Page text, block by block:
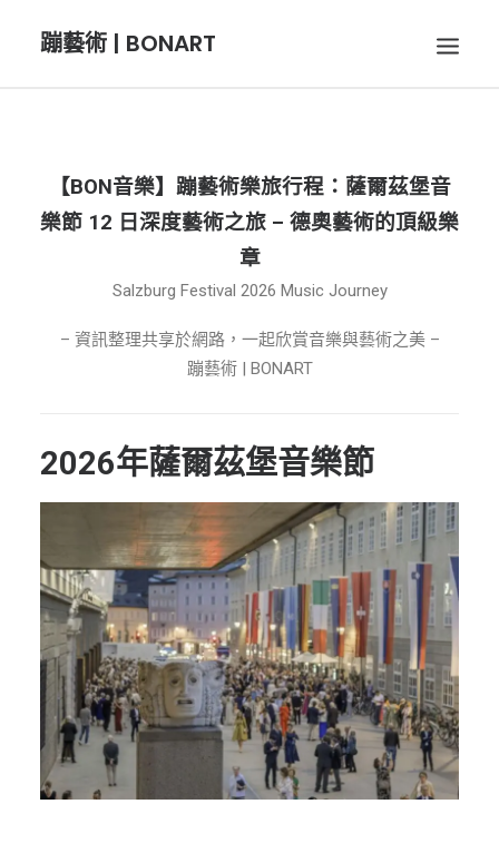
蹦藝術 | BONART
BON呼吸
BON攝影
BON旅行
節慶長笛樂團
關於我們
會員專區
SEARCH
【BON音樂】蹦藝術樂旅行程： 薩爾茲堡音
樂節 12 日深度藝術之旅 – 德奧藝術的頂級樂
章
Salzburg Festival 2026 Music Journey
– 資訊整理共享於網路，一起欣賞音樂與藝術之美 –
蹦藝術 | BONART
2026年薩爾茲堡音樂節